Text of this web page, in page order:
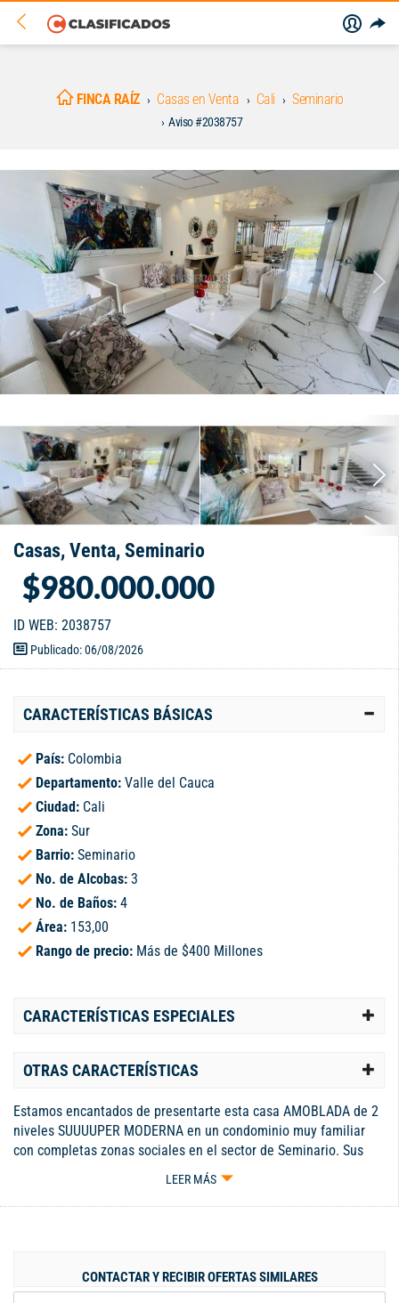
FINCA RAÍZ Casas en Venta Cali Seminario
Aviso #2038757
Casas, Venta, Seminario
$980.000.000
ID WEB: 2038757
Publicado: 06/08/2026
CARACTERÍSTICAS BÁSICAS
País: Colombia
Departamento: Valle del Cauca
Ciudad: Cali
Zona: Sur
Barrio: Seminario
No. de Alcobas: 3
No. de Baños: 4
Área: 153,00
Rango de precio: Más de $400 Millones
CARACTERÍSTICAS ESPECIALES
OTRAS CARACTERÍSTICAS
Estamos encantados de presentarte esta casa AMOBLADA de 2
niveles SUUUUPER MODERNA en un condominio muy familiar
con completas zonas sociales en el sector de Seminario. Sus
153 m2 se encuentran totalmente remodelados. Piso en
Lindísimos papeles de colgadura en las paredes. Primer piso:
tv con ventanal y acceso a pequeño patio en zona verde y linda
visual a Cali. Segundo piso: hall de habitaciones, estudio, 2
LEER MÁS
CONTACTAR Y RECIBIR OFERTAS SIMILARES